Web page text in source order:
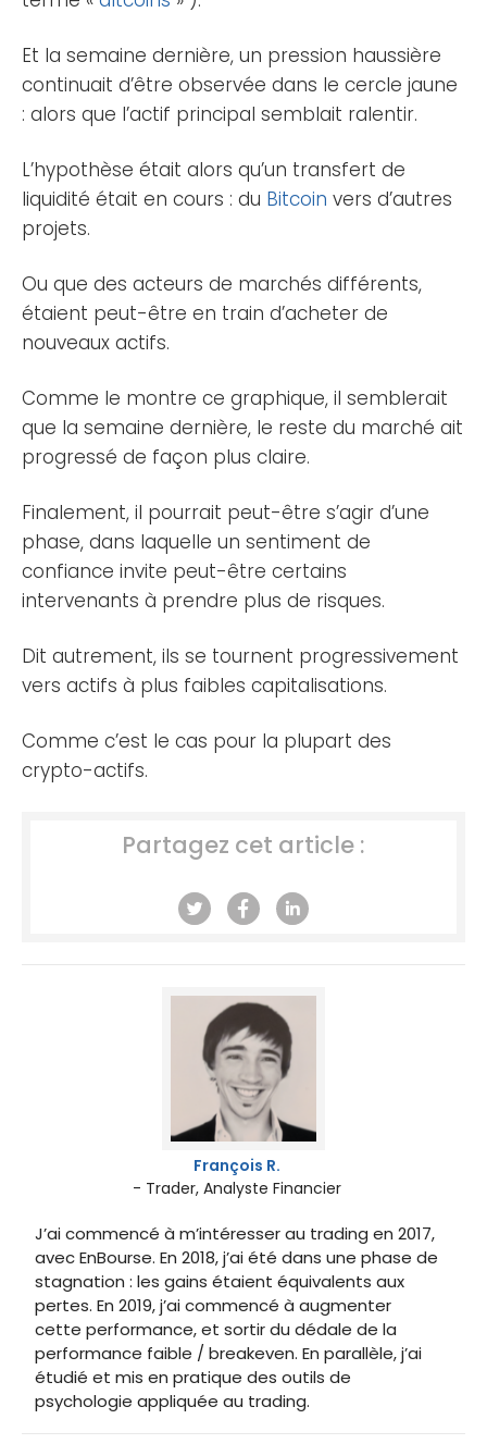
Et la semaine dernière, un pression haussière
continuait d’être observée dans le cercle jaune
: alors que l’actif principal semblait ralentir.
L’hypothèse était alors qu’un transfert de
liquidité était en cours : du Bitcoin vers d’autres
projets.
Ou que des acteurs de marchés différents,
étaient peut-être en train d’acheter de
nouveaux actifs.
Comme le montre ce graphique, il semblerait
que la semaine dernière, le reste du marché ait
progressé de façon plus claire.
Finalement, il pourrait peut-être s’agir d’une
phase, dans laquelle un sentiment de
confiance invite peut-être certains
intervenants à prendre plus de risques.
Dit autrement, ils se tournent progressivement
vers actifs à plus faibles capitalisations.
Comme c’est le cas pour la plupart des
crypto-actifs.
Partagez cet article :
François R.
- Trader, Analyste Financier
J’ai commencé à m’intéresser au trading en 2017,
avec EnBourse. En 2018, j’ai été dans une phase de
stagnation : les gains étaient équivalents aux
pertes. En 2019, j’ai commencé à augmenter
cette performance, et sortir du dédale de la
performance faible / breakeven. En parallèle, j’ai
étudié et mis en pratique des outils de
psychologie appliquée au trading.